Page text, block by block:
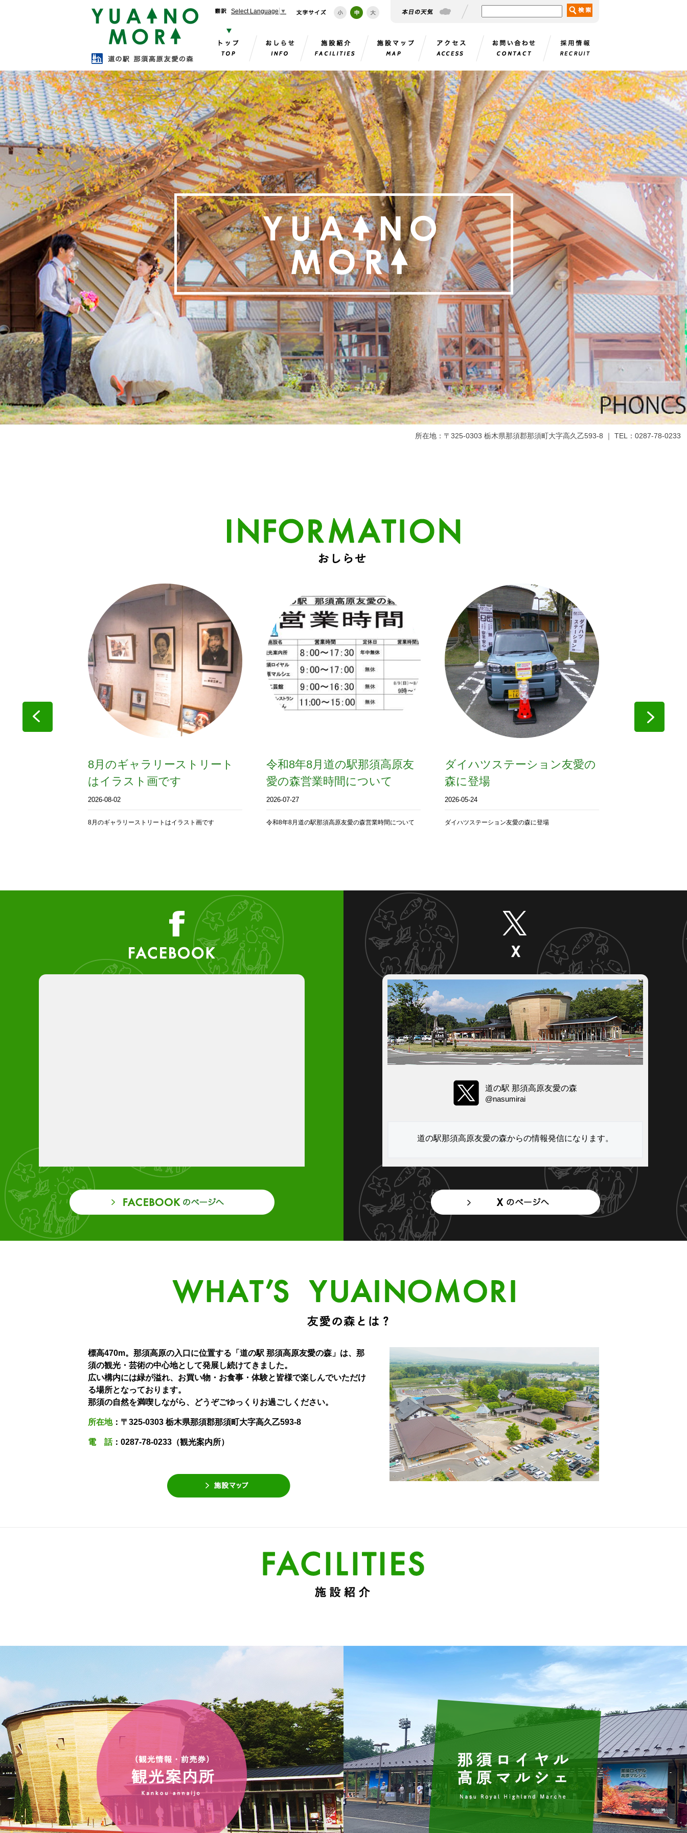
Select Language ▼
所在地：〒325-0303 栃木県那須郡那須町大字高久乙593-8 ｜ TEL：0287-78-0233
8月のギャラリーストリート
はイラスト画です
2026-08-02
8月のギャラリーストリートはイラスト画です
令和8年8月道の駅那須高原友
愛の森営業時間について
2026-07-27
令和8年8月道の駅那須高原友愛の森営業時間について
ダイハツステーション友愛の
森に登場
2026-05-24
ダイハツステーション友愛の森に登場
道の駅 那須高原友愛の森
@nasumirai
道の駅那須高原友愛の森からの情報発信になります。
標高470m。那須高原の入口に位置する「道の駅 那須高原友愛の森」は、那
須の観光・芸術の中心地として発展し続けてきました。
広い構内には緑が溢れ、お買い物・お食事・体験と皆様で楽しんでいただけ
る場所となっております。
那須の自然を満喫しながら、どうぞごゆっくりお過ごしください。
所在地：〒325-0303 栃木県那須郡那須町大字高久乙593-8
電 話：0287-78-0233（観光案内所）